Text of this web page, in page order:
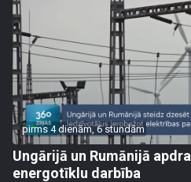
pirms 4 dienām, 6 stundām
Ungārijā un Rumānijā
energotīklu darbība